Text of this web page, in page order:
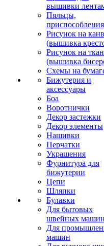
вышивки
Пяльцы,
приспособления
Рисунок на
(вышивка
Рисунок на
(вышивка
Схемы на
Бижутерия и
аксессуары
Боа
Воротнички
Декор застежки
Декор элементы
Нашивки
Перчатки
Украшения
Фурнитура для
бижутерии
Цепи
Шляпки
Булавки
Для бытовых
швейных машин
Для
машин